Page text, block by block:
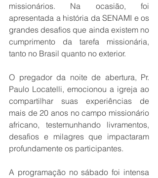
missionários. Na ocasião, foi
apresentada a história da SENAMI e os
grandes desafios que ainda existem no
cumprimento da tarefa missionária,
tanto no Brasil quanto no exterior.
O pregador da noite de abertura, Pr.
Paulo Locatelli, emocionou a igreja ao
compartilhar suas experiências de
mais de 20 anos no campo missionário
africano, testemunhando livramentos,
desafios e milagres que impactaram
profundamente os participantes.
A programação no sábado foi intensa